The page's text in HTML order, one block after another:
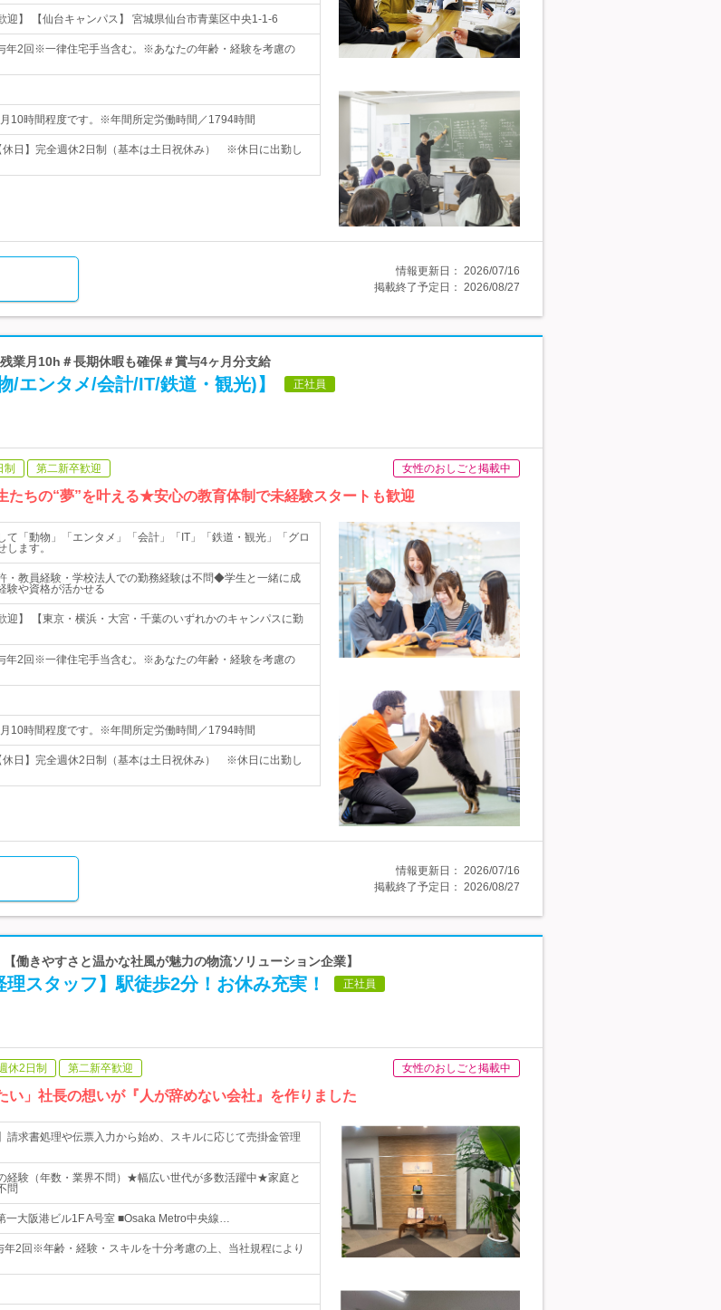
迎】 【仙台キャンパス】 宮城県仙台市青葉区中央1-1-6
年2回※一律住宅手当含む。※あなたの年齢・経験を考慮の
10時間程度です。※年間所定労働時間／1794時間
日】完全週休2日制（基本は土日祝休み） ※休日に出勤し
情報更新日： 2026/07/16
掲載終了予定日： 2026/08/27
業月10h＃長期休暇も確保＃賞与4ヶ月分支給
/エンタメ/会計/IT/鉄道・観光)】 正社員
制 第二新卒歓迎 女性のおしごと掲載中
たちの“夢”を叶える★安心の教育体制で未経験スタートも歓迎
て「動物」「エンタメ」「会計」「IT」「鉄道・観光」「グロ
ます。
・教員経験・学校法人での勤務経験は不問◆学生と一緒に成
験や資格が活かせる
迎】 【東京・横浜・大宮・千葉のいずれかのキャンパスに勤
年2回※一律住宅手当含む。※あなたの年齢・経験を考慮の
10時間程度です。※年間所定労働時間／1794時間
日】完全週休2日制（基本は土日祝休み） ※休日に出勤し
情報更新日： 2026/07/16
掲載終了予定日： 2026/08/27
働きやすさと温かな社風が魅力の物流ソリューション企業】
スタッフ】駅徒歩2分！お休み充実！ 正社員
休2日制 第二新卒歓迎 女性のおしごと掲載中
い」社長の想いが『人が辞めない会社』を作りました
請求書処理や伝票入力から始め、スキルに応じて売掛金管理
経験（年数・業界不問）★幅広い世代が多数活躍中★家庭と
問
一大阪港ビル1F A号室 ■Osaka Metro中央線…
2回※年齢・経験・スキルを十分考慮の上、当社規程により